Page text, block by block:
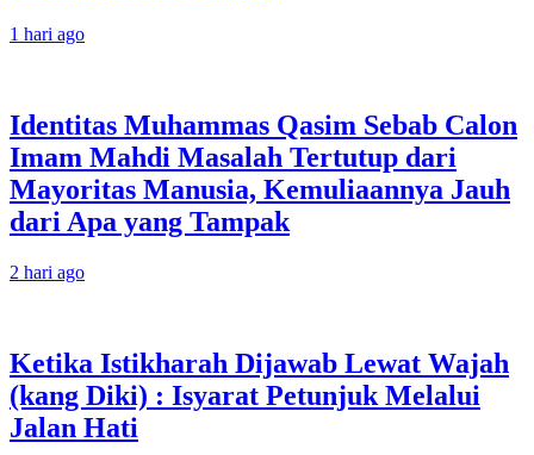
1 hari ago
Identitas Muhammas Qasim Sebab Calon
Imam Mahdi Masalah Tertutup dari
Mayoritas Manusia, Kemuliaannya Jauh
dari Apa yang Tampak
2 hari ago
Ketika Istikharah Dijawab Lewat Wajah
(kang Diki) : Isyarat Petunjuk Melalui
Jalan Hati